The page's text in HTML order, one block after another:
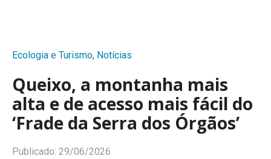
Ecologia e Turismo, Notícias
Queixo, a montanha mais
alta e de acesso mais fácil do
‘Frade da Serra dos Órgãos’
Publicado: 29/06/2026